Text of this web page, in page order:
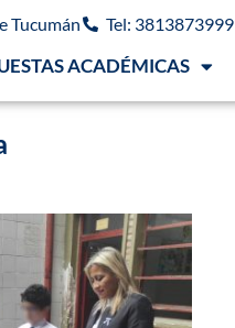
Tucumán Tel: 3813873999
ACADÉMICAS